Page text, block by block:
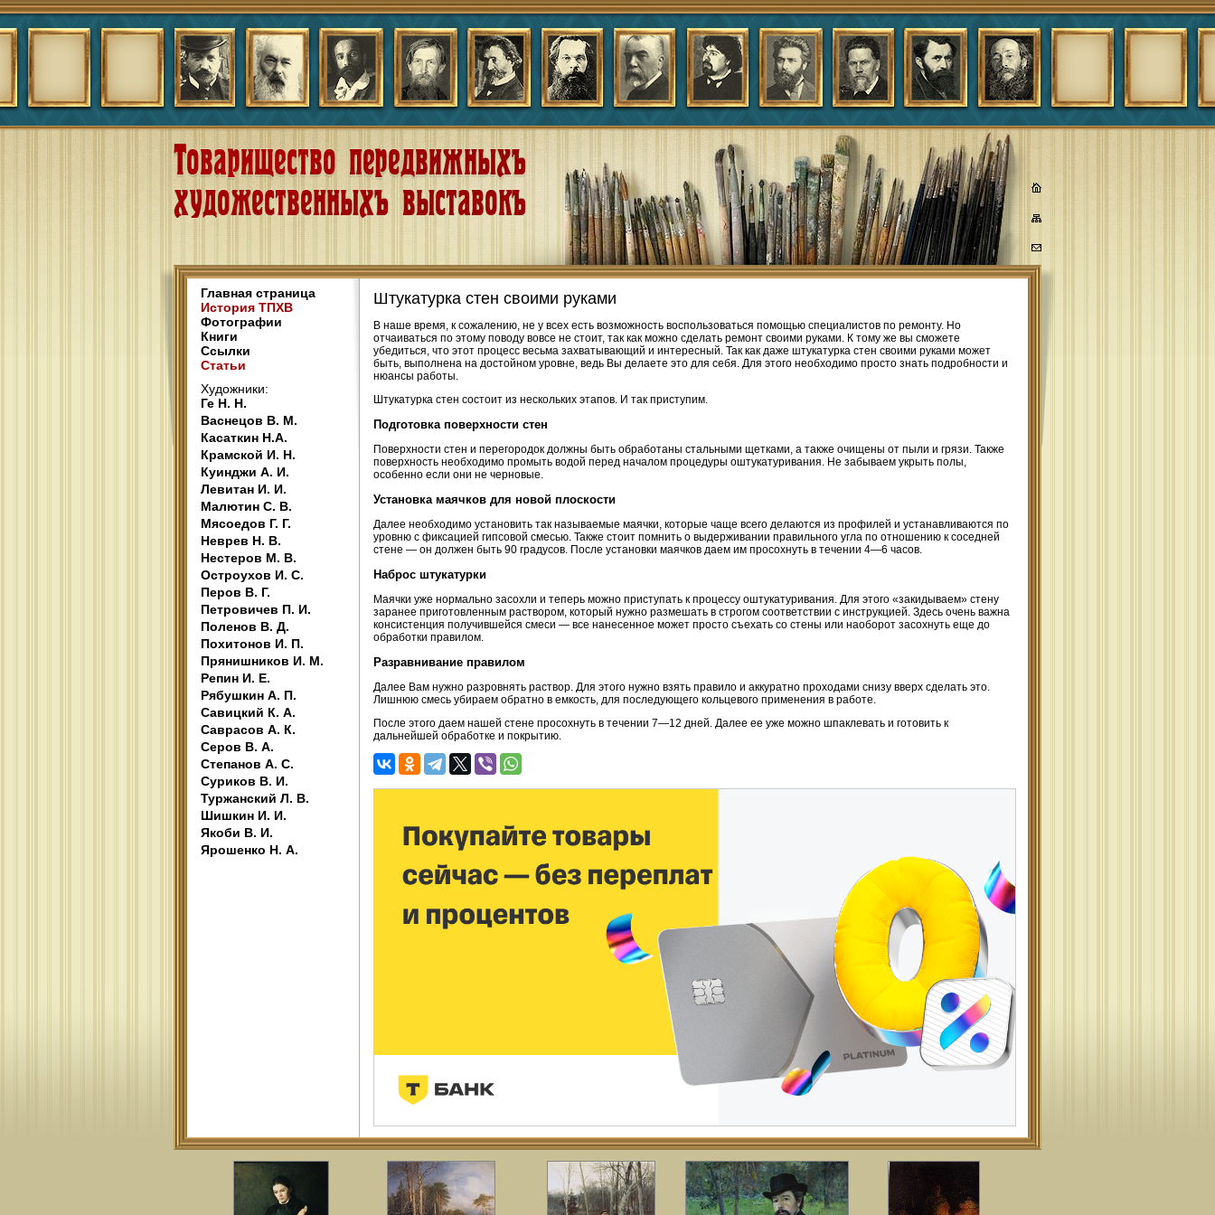
Главная страница
История ТПХВ
Фотографии
Книги
Ссылки
Статьи
Художники:
Ге Н. Н.
Васнецов В. М.
Касаткин Н.А.
Крамской И. Н.
Куинджи А. И.
Левитан И. И.
Малютин С. В.
Мясоедов Г. Г.
Неврев Н. В.
Нестеров М. В.
Остроухов И. С.
Перов В. Г.
Петровичев П. И.
Поленов В. Д.
Похитонов И. П.
Прянишников И. М.
Репин И. Е.
Рябушкин А. П.
Савицкий К. А.
Саврасов А. К.
Серов В. А.
Степанов А. С.
Суриков В. И.
Туржанский Л. В.
Шишкин И. И.
Якоби В. И.
Ярошенко Н. А.
Штукатурка стен своими руками
В наше время, к сожалению, не у всех есть возможность воспользоваться помощью специалистов по ремонту. Но
отчаиваться по этому поводу вовсе не стоит, так как можно сделать ремонт своими руками. К тому же вы сможете
убедиться, что этот процесс весьма захватывающий и интересный. Так как даже штукатурка стен своими руками может
быть, выполнена на достойном уровне, ведь Вы делаете это для себя. Для этого необходимо просто знать подробности и
нюансы работы.
Штукатурка стен состоит из нескольких этапов. И так приступим.
Подготовка поверхности стен
Поверхности стен и перегородок должны быть обработаны стальными щетками, а также очищены от пыли и грязи. Также
поверхность необходимо промыть водой перед началом процедуры оштукатуривания. Не забываем укрыть полы,
особенно если они не черновые.
Установка маячков для новой плоскости
Далее необходимо установить так называемые маячки, которые чаще всего делаются из профилей и устанавливаются по
уровню с фиксацией гипсовой смесью. Также стоит помнить о выдерживании правильного угла по отношению к соседней
стене — он должен быть 90 градусов. После установки маячков даем им просохнуть в течении 4—6 часов.
Наброс штукатурки
Маячки уже нормально засохли и теперь можно приступать к процессу оштукатуривания. Для этого «закидываем» стену
заранее приготовленным раствором, который нужно размешать в строгом соответствии с инструкцией. Здесь очень важна
консистенция получившейся смеси — все нанесенное может просто съехать со стены или наоборот засохнуть еще до
обработки правилом.
Разравнивание правилом
Далее Вам нужно разровнять раствор. Для этого нужно взять правило и аккуратно проходами снизу вверх сделать это.
Лишнюю смесь убираем обратно в емкость, для последующего кольцевого применения в работе.
После этого даем нашей стене просохнуть в течении 7—12 дней. Далее ее уже можно шпаклевать и готовить к
дальнейшей обработке и покрытию.